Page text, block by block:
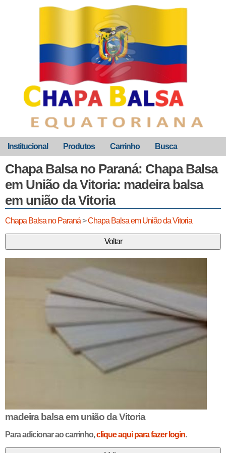
Institucional Produtos Carrinho Busca
Chapa Balsa no Paraná: Chapa Balsa
em União da Vitoria: madeira balsa
em união da Vitoria
Chapa Balsa no Paraná>Chapa Balsa em União da Vitoria
madeira balsa em união da Vitoria
Para adicionar ao carrinho,clique aqui para fazer login.